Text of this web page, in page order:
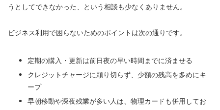
うとしてできなかった、という相談も少なくありません。
ビジネス利用で困らないためのポイントは次の通りです。
定期の購入・更新は前日夜の早い時間までに済ませる
クレジットチャージに頼り切らず、少額の残高を多めにキ
ープ
早朝移動や深夜残業が多い人は、物理カードも併用してお